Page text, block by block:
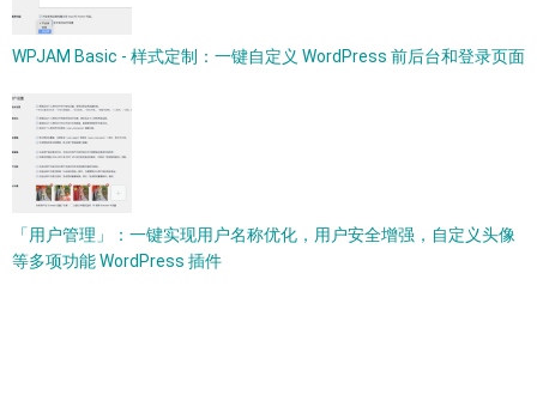
WPJAM Basic - 样式定制：一键自定义 WordPress 前后台和登录页面
「用户管理」：一键实现用户名称优化，用户安全增强，自定义头像
等多项功能 WordPress 插件